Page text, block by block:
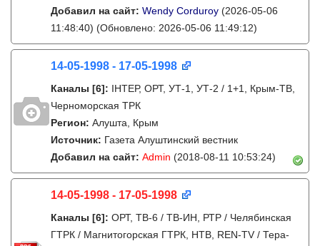
Добавил на сайт: Wendy Corduroy (2026-05-06
11:48:40) (Обновлено: 2026-05-06 11:49:12)
14-05-1998 - 17-05-1998
Каналы [6]: IНТЕР, ОРТ, УТ-1, УТ-2 / 1+1, Крым-ТВ,
Черноморская ТРК
Регион: Алушта, Крым
Источник: Газета Алуштинский вестник
Добавил на сайт: Admin (2018-08-11 10:53:24)
14-05-1998 - 17-05-1998
Каналы [6]: ОРТ, ТВ-6 / ТВ-ИН, РТР / Челябинская
ГТРК / Магнитогорская ГТРК, НТВ, REN-TV / Тера-